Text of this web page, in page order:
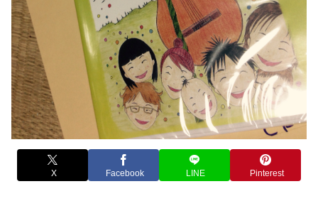
X Facebook LINE Pinterest